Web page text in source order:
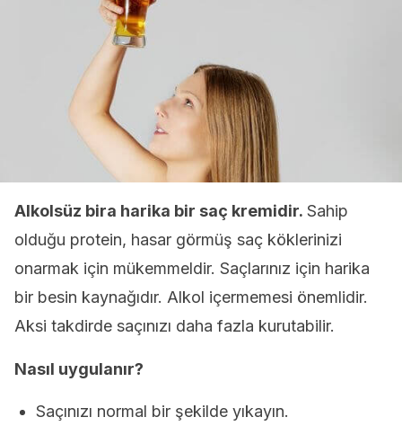
Alkolsüz bira harika bir saç kremidir. Sahip
olduğu protein, hasar görmüş saç köklerinizi
onarmak için mükemmeldir. Saçlarınız için harika
bir besin kaynağıdır. Alkol içermemesi önemlidir.
Aksi takdirde saçınızı daha fazla kurutabilir.
Nasıl uygulanır?
Saçınızı normal bir şekilde yıkayın.